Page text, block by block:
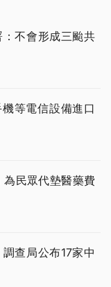
不會形成三颱共
等電信設備進口
民眾代墊醫藥費
查局公布17家中